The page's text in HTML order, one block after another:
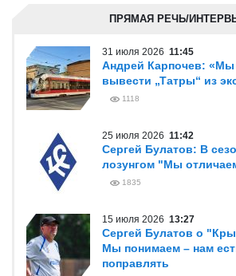
ПРЯМАЯ РЕЧЬ/
31 июля 2026 11:45
Андрей Карпочев: «Мы
вывести „Татры“ из
1118
25 июля 2026 11:42
Сергей Булатов: В
лозунгом "Мы
1835
15 июля 2026 13:27
Сергей Булатов о
Мы понимаем – нам
поправлять